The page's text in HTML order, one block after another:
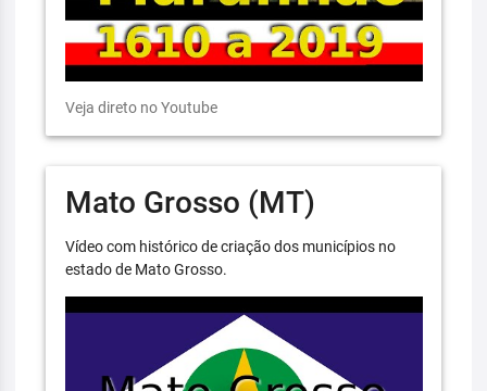
Veja direto no Youtube
Mato Grosso (MT)
Vídeo com histórico de criação dos municípios no
estado de Mato Grosso.